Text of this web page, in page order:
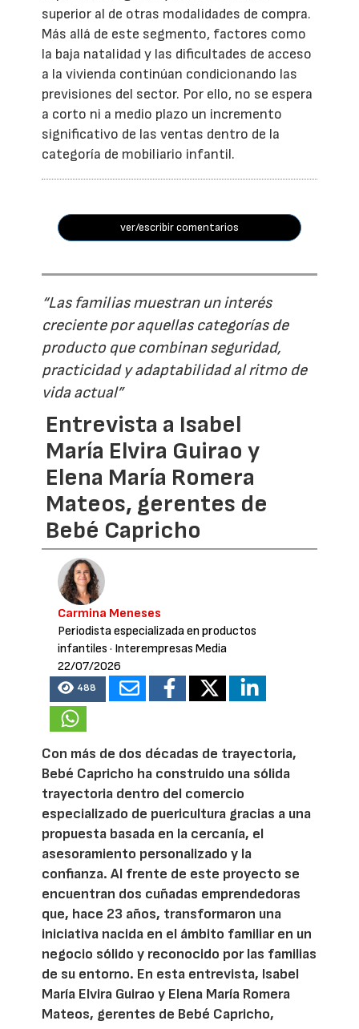
superior al de otras modalidades de compra.
Más allá de este segmento, factores como
la baja natalidad y las dificultades de acceso
a la vivienda continúan condicionando las
previsiones del sector. Por ello, no se espera
a corto ni a medio plazo un incremento
significativo de las ventas dentro de la
categoría de mobiliario infantil.
ver/escribir comentarios
“Las familias muestran un interés
creciente por aquellas categorías de
producto que combinan seguridad,
practicidad y adaptabilidad al ritmo de
vida actual”
Entrevista a Isabel
María Elvira Guirao y
Elena María Romera
Mateos, gerentes de
Bebé Capricho
Carmina Meneses
Periodista especializada en productos
infantiles · Interempresas Media
22/07/2026
488
Con más de dos décadas de trayectoria,
Bebé Capricho ha construido una sólida
trayectoria dentro del comercio
especializado de puericultura gracias a una
propuesta basada en la cercanía, el
asesoramiento personalizado y la
confianza. Al frente de este proyecto se
encuentran dos cuñadas emprendedoras
que, hace 23 años, transformaron una
iniciativa nacida en el ámbito familiar en un
negocio sólido y reconocido por las familias
de su entorno. En esta entrevista, Isabel
María Elvira Guirao y Elena María Romera
Mateos, gerentes de Bebé Capricho,